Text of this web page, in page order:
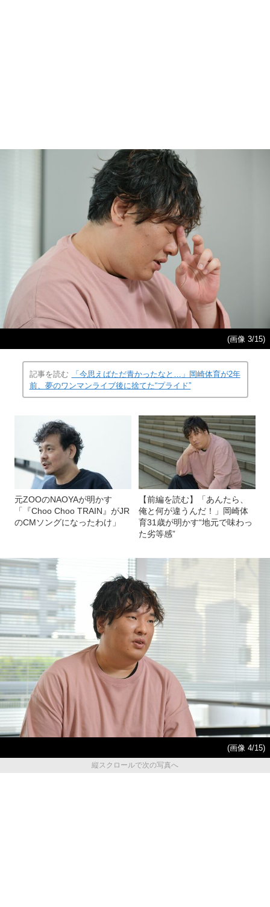
(画像 3/15)
記事を読む
「今思えばただ青かったなと…」岡崎体育が2年
前、夢のワンマンライブ後に捨てた“プライド”
元ZOOのNAOYAが明かす
「『Choo Choo TRAIN』がJR
のCMソングになったわけ」
【前編を読む】「あんたら、
俺と何が違うんだ！」岡崎体
育31歳が明かす“地元で味わっ
た劣等感”
(画像 4/15)
縦スクロールで次の写真へ